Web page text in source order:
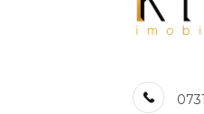
Apartamente de inchiriat in Cluj-
Apartamente de inchiriat in Cluj-
Numar de camere